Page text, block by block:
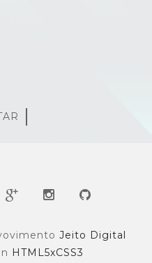
Jeito Digital
HTML5xCSS3